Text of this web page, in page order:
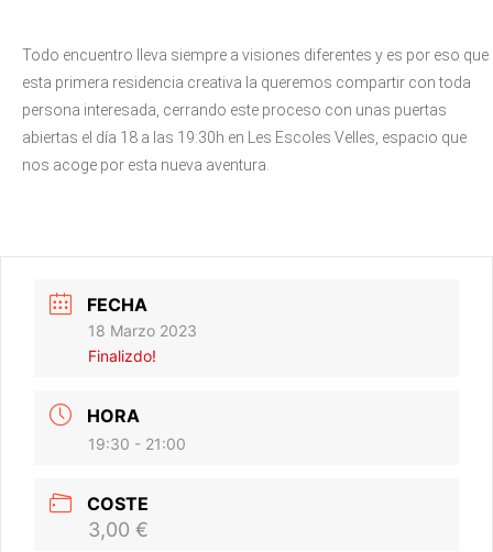
Todo encuentro lleva siempre a visiones diferentes y es por eso que
esta primera residencia creativa la queremos compartir con toda
persona interesada, cerrando este proceso con unas puertas
abiertas el día 18 a las 19:30h en Les Escoles Velles, espacio que
nos acoge por esta nueva aventura.
FECHA
18 Marzo 2023
Finalizdo!
HORA
19:30 - 21:00
COSTE
3,00 €